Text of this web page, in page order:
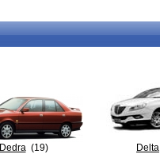
Dedra (19) Delta